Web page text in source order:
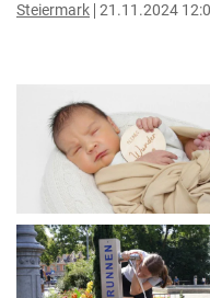
Steiermark 21.11.2024